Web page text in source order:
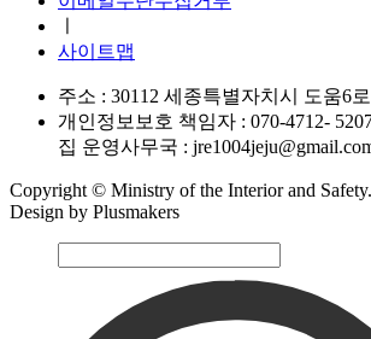
사이트맵
주소 : 30112 세종특별자치시 도움6
개인정보보호 책임자 : 070-4712-
집 운영사무국 :
Copyright © Ministry of the Interior and
Design by Plusmakers